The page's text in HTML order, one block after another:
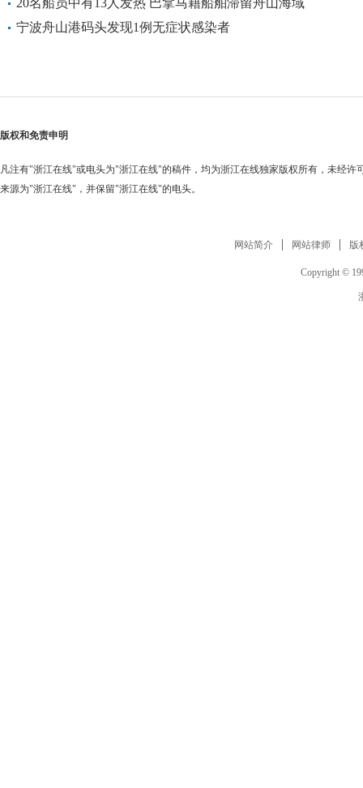
案
20名船员中有13人发热 巴拿马籍船舶滞留舟山海域
宁波舟山港码头发现1例无症状感染者
版权和免责申明
凡注有"浙江在线"或电头为"浙江在线"的稿件，均为浙江在线独家版权所有，未经许
来源为"浙江在线"，并保留"浙江在线"的电头。
网站简介 网站律师 版
Copyright ©